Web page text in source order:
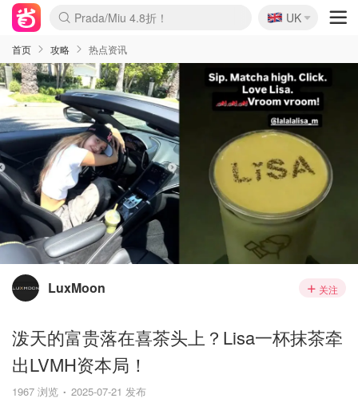
麦卢卡蜂蜜夏促！个位数！
Prada/Miu 4.8折！
啥？必胜客披萨5折！
🇬🇧
UK
首页 攻略 热点资讯
LuxMoon 关注
泼天的富贵落在喜茶头上？Lisa一杯抹茶牵
出LVMH资本局！
1967 浏览 2025-07-21 发布